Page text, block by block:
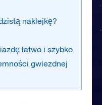
naklejkę?
łatwo i szybko
gwiezdnej